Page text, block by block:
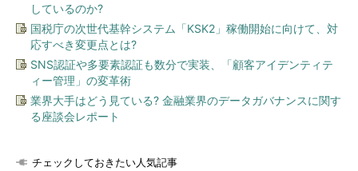
監査官の発言
「あなたのプロジェクトでは、どのように
品質を担保しようと考えていますか」
出来杉マネージャの発言
「設計やプログラミングの段階でバグが混入する可能性を極力少
しているのか?
国税庁の次世代基幹システム「KSK2」稼働開始に向けて、対
応すべき変更点とは?
SNS認証や多要素認証も数分で実装、「顧客アイデンティテ
ィー管理」の変革術
業界大手はどう見ている? 金融業界のデータガバナンスに関す
る座談会レポート
チェックしておきたい人気記事